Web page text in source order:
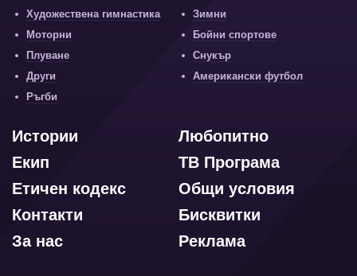
Художествена гимнастика
Зимни
Моторни
Бойни спортове
Плуване
Снукър
Други
Американски футбол
Ръгби
Любопитно
Истории
ТВ Програма
Екип
Общи условия
Етичен кодекс
Бисквитки
Контакти
Реклама
За нас